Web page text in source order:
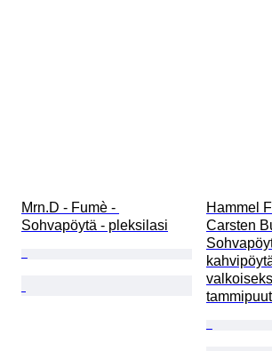
Mrn.D - Fumè -
Sohvapöytä - pleksilasi
Hammel
Carsten